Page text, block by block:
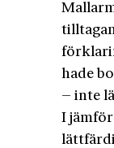
hade
– inte
I